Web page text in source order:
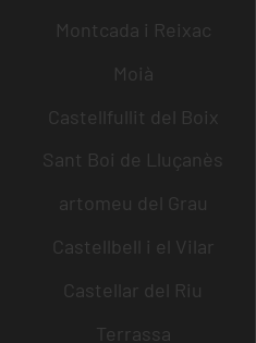
Montcada i Reixac
Moià
Castellfullit del Boix
Sant Boi de Lluçanès
artomeu del Grau
Castellbell i el Vilar
Castellar del Riu
Terrassa